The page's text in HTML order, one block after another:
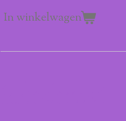
In winkelwagen